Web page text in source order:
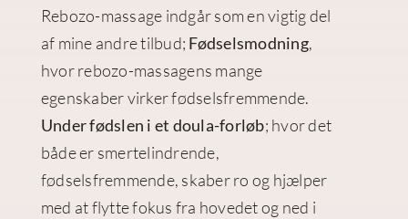
Rebozo-massage indgår som en vigtig del
af mine andre tilbud; Fødselsmodning,
hvor rebozo-massagens mange
egenskaber virker fødselsfremmende.
Under fødslen i et doula-forløb; hvor det
både er smertelindrende,
fødselsfremmende, skaber ro og hjælper
med at flytte fokus fra hovedet og ned i